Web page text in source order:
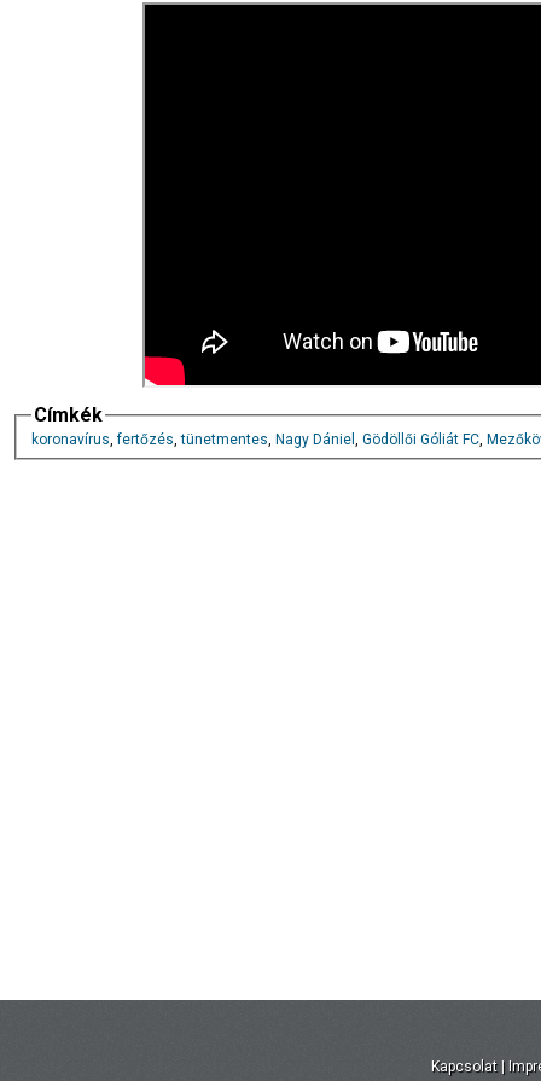
Címkék
koronavírus,fertőzés,tünetmentes, Nagy Dániel , Gödöllői Góliát FC,
Kapcsolat |